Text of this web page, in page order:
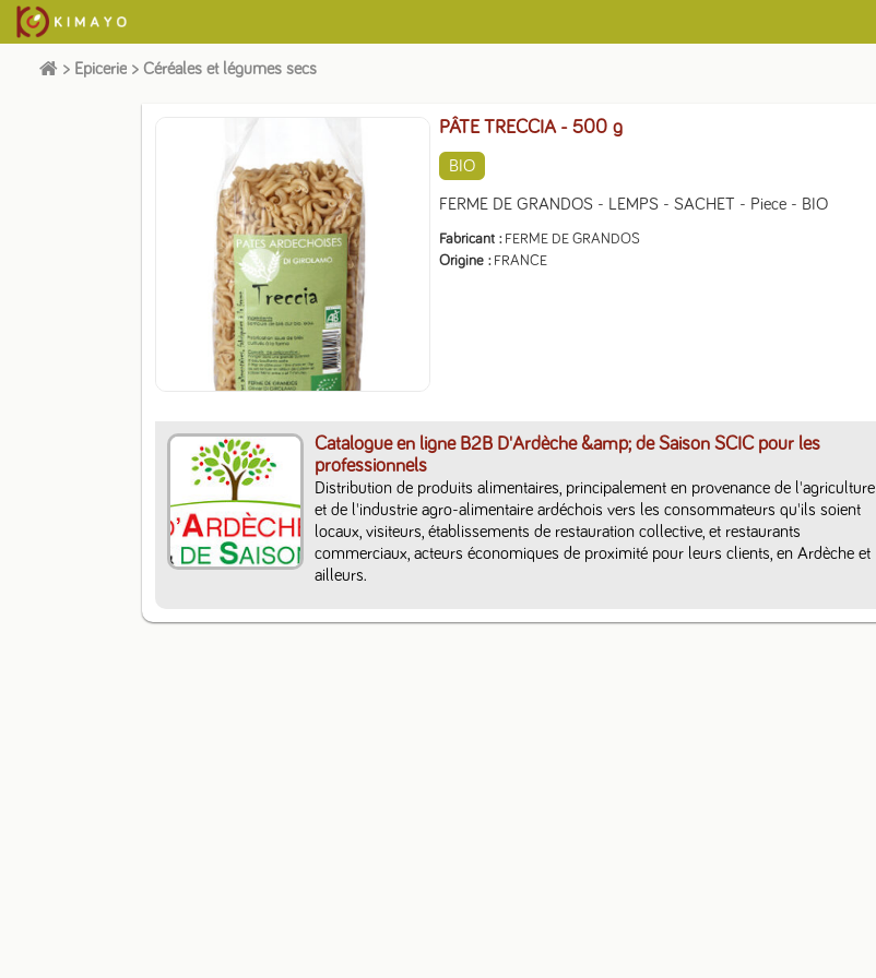
> Epicerie > Céréales et légumes secs
PÂTE TRECCIA - 500 g
BIO
FERME DE GRANDOS - LEMPS - SACHET - Piece - BIO
Fabricant
FERME DE GRANDOS
Origine
FRANCE
Catalogue en ligne B2B D'Ardèche &amp; de Saison SCIC pour les
professionnels
Distribution de produits alimentaires, principalement en provenance de l'agriculture
et de l'industrie agro-alimentaire ardéchois vers les consommateurs qu'ils soient
locaux, visiteurs, établissements de restauration collective, et restaurants
commerciaux, acteurs économiques de proximité pour leurs clients, en Ardèche et
ailleurs.